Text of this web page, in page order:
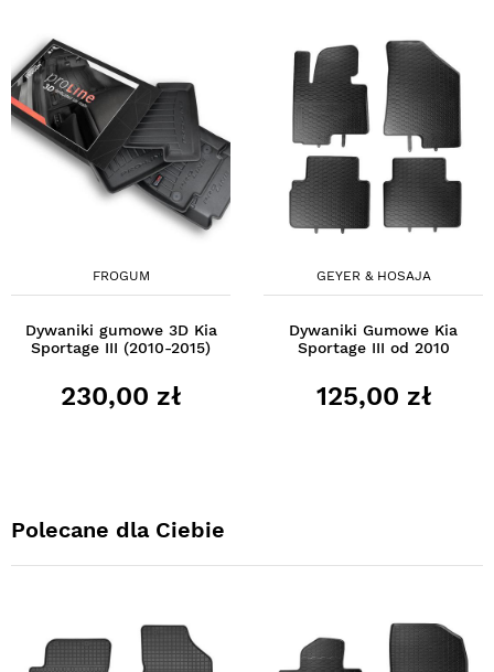
FROGUM
Dywaniki gumowe 3D Kia
Sportage III (2010-2015)
230,00 zł
GEYER & HOSAJA
Dywaniki Gumowe Kia
Sportage III od 2010
125,00 zł
Polecane dla Ciebie